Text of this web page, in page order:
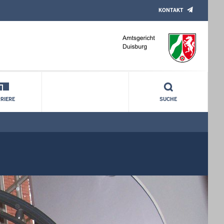
KONTAKT
SUCHE